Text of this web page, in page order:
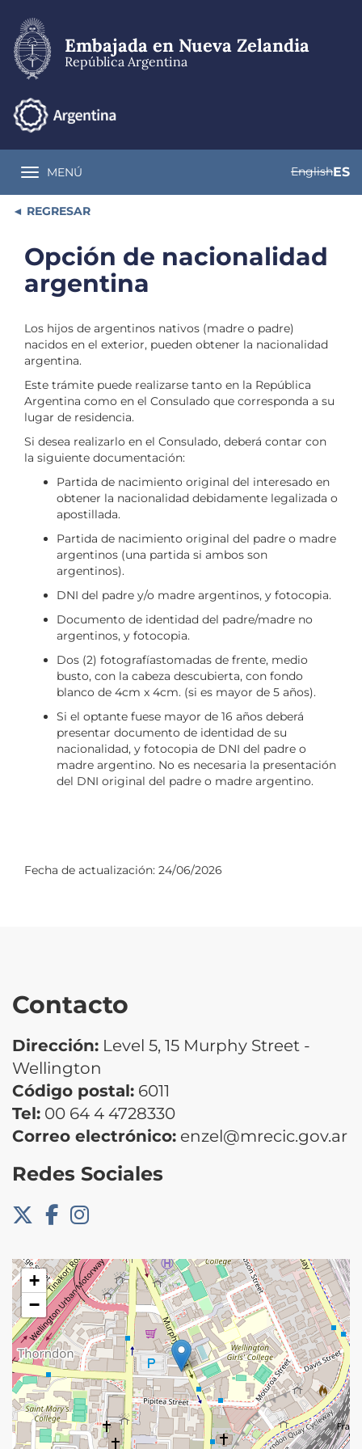
contenido
principal
Embajada en Nueva Zelandia
República Argentina
Toggle navigation
MENÚ EnglishES
REGRESAR
Opción de nacionalidad
argentina
Los hijos de argentinos nativos (madre o padre)
nacidos en el exterior, pueden obtener la nacionalidad
argentina.
Este trámite puede realizarse tanto en la República
Argentina como en el Consulado que corresponda a su
lugar de residencia.
Si desea realizarlo en el Consulado, deberá contar con
la siguiente documentación:
Partida de nacimiento original del interesado en
obtener la nacionalidad debidamente legalizada o
apostillada.
Partida de nacimiento original del padre o madre
argentinos (una partida si ambos son
argentinos).
DNI del padre y/o madre argentinos, y fotocopia.
Documento de identidad del padre/madre no
argentinos, y fotocopia.
Dos (2) fotografíastomadas de frente, medio
busto, con la cabeza descubierta, con fondo
blanco de 4cm x 4cm. (si es mayor de 5 años).
Si el optante fuese mayor de 16 años deberá
presentar documento de identidad de su
nacionalidad, y fotocopia de DNI del padre o
madre argentino. No es necesaria la presentación
del DNI original del padre o madre argentino.
Fecha de actualización: 24/06/2026
Contacto
Dirección: Level 5, 15 Murphy Street -
Wellington
Código postal: 6011
Tel: 00 64 4 4728330
Correo electrónico: enzel@mrecic.gov.ar
Redes Sociales
+
−